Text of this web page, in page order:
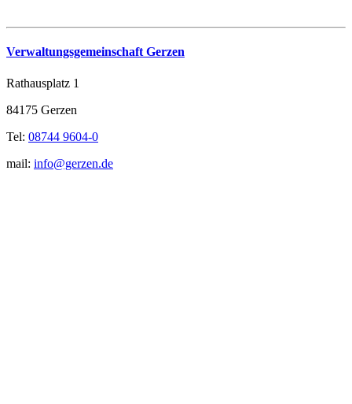
Verwaltungsgemeinschaft Gerzen
Rathausplatz 1
84175 Gerzen
Tel: 08744 9604-0
mail: info@gerzen.de